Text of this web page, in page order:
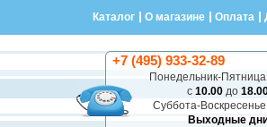
Каталог О магазине Оплата
+7 (495) 933-32-89
Понедельник-
с 10.00 до
Суббота-
Выходные